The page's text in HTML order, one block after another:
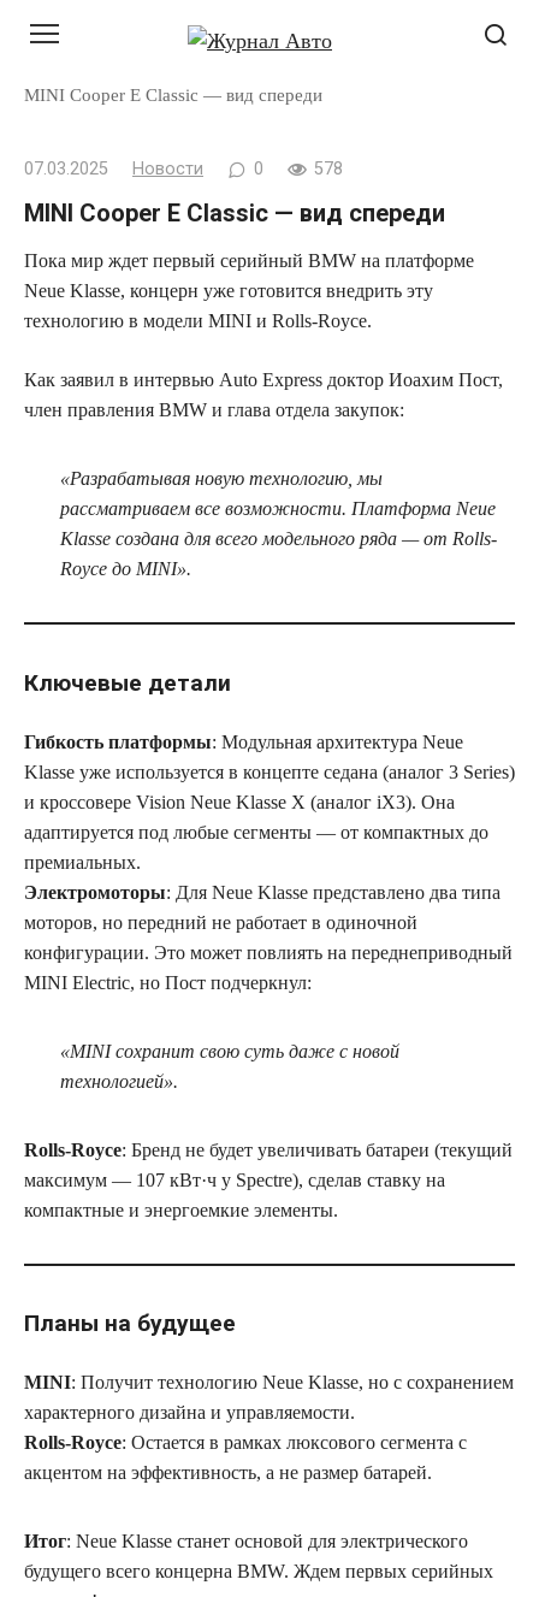
MINI Cooper E Classic — вид спереди
07.03.2025 Новости 0 578
MINI Cooper E Classic — вид спереди
Пока мир ждет первый серийный BMW на платформе
Neue Klasse, концерн уже готовится внедрить эту
технологию в модели MINI и Rolls-Royce.
Как заявил в интервью Auto Express доктор Иоахим Пост,
член правления BMW и глава отдела закупок:
«Разрабатывая новую технологию, мы
рассматриваем все возможности. Платформа Neue
Klasse создана для всего модельного ряда — от Rolls-
Royce до MINI».
Ключевые детали
Гибкость платформы: Модульная архитектура Neue
Klasse уже используется в концепте седана (аналог 3 Series)
и кроссовере Vision Neue Klasse X (аналог iX3). Она
адаптируется под любые сегменты — от компактных до
премиальных.
Электромоторы: Для Neue Klasse представлено два типа
моторов, но передний не работает в одиночной
конфигурации. Это может повлиять на переднеприводный
MINI Electric, но Пост подчеркнул:
«MINI сохранит свою суть даже с новой
технологией».
Rolls-Royce: Бренд не будет увеличивать батареи (текущий
максимум — 107 кВт·ч у Spectre), сделав ставку на
компактные и энергоемкие элементы.
Планы на будущее
MINI: Получит технологию Neue Klasse, но с сохранением
характерного дизайна и управляемости.
Rolls-Royce: Остается в рамках люксового сегмента с
акцентом на эффективность, а не размер батарей.
Итог: Neue Klasse станет основой для электрического
будущего всего концерна BMW. Ждем первых серийных